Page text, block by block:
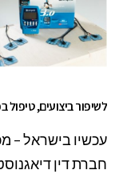
לשיפור ביצועים, טיפול
חברת דין